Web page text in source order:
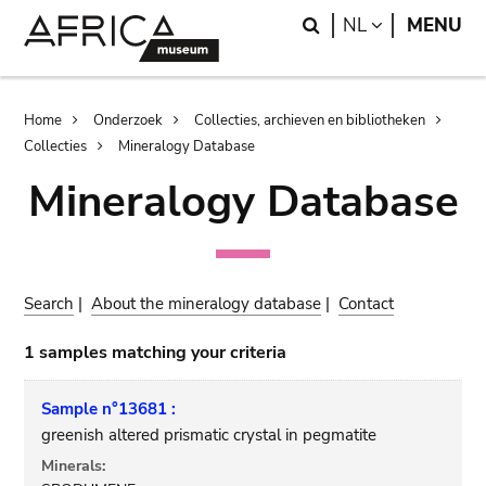
Search
NL LANGUAGE
MENU
Breadcrumb
Home Onderzoek
Collecties, archieven en bibliotheken
Collecties
Mineralogy Database
Mineralogy Database
Search |About the mineralogy database | Contact
1 samples matching your criteria
Sample n°13681 :
greenish altered prismatic crystal in pegmatite
Minerals: